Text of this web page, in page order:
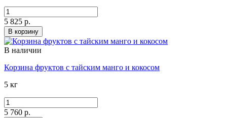
5 825 р.
В корзину
В наличии
Корзина фруктов с тайским манго и кокосом
5 кг
5 760 р.